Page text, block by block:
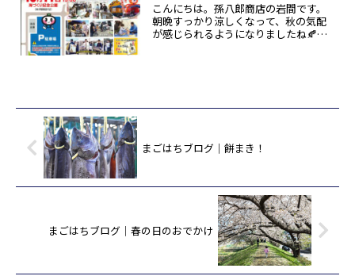
こんにちは。孫八郎商店の岩間です。
朝晩すっかり涼しくなって、秋の気配
が感じられるようになりましたね🍂今
まごはちブログ｜餅まき！
まごはちブログ｜春の日のおでかけ